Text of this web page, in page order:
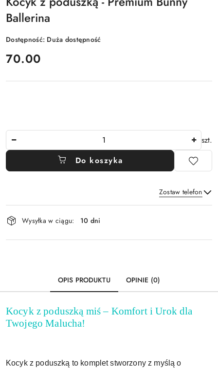
Ballerina
Dostępność: Duża dostępność
cena:
70.00
szt.
Do koszyka
Zostaw telefon
Dostępność
i
dostawa
Wysyłka w ciągu: 10 dni
OPIS PRODUKTU OPINIE (0)
Kocyk z poduszką miś – Komfort i Urok dla
Twojego Malucha!
Kocyk z poduszką to komplet stworzony z myślą o